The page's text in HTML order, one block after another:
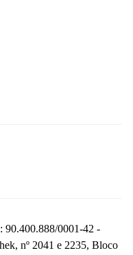
90.400.888/0001-42 -
nº 2041 e 2235, Bloco